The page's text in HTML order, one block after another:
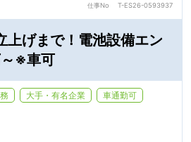
仕事No T-ES26-0593937
上げまで！電池設備エン
※車可
大手・有名企業
車通勤可